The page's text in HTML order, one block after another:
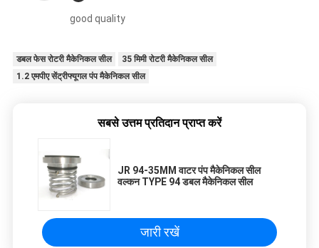
good quality
डबल फेस रोटरी मैकेनिकल सील
35 मिमी रोटरी मैकेनिकल सील
1.2 एमपीए सेंट्रीफ्यूगल पंप मैकेनिकल सील
सबसे उत्तम प्रतिदान प्राप्त करें
JR 94-35MM वाटर पंप मैकेनिकल सील
वल्कन TYPE 94 डबल मैकेनिकल सील
जारी रखें